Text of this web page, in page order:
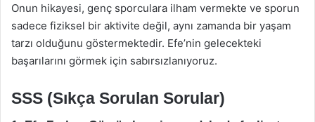
Onun hikayesi, genç sporculara ilham vermekte ve sporun
sadece fiziksel bir aktivite değil, aynı zamanda bir yaşam
tarzı olduğunu göstermektedir. Efe’nin gelecekteki
başarılarını görmek için sabırsızlanıyoruz.
SSS (Sıkça Sorulan Sorular)